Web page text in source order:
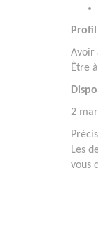
Avoir
Être
2
Les
vous